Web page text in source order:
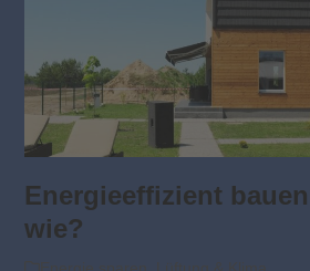
Energieeffizient
wie?